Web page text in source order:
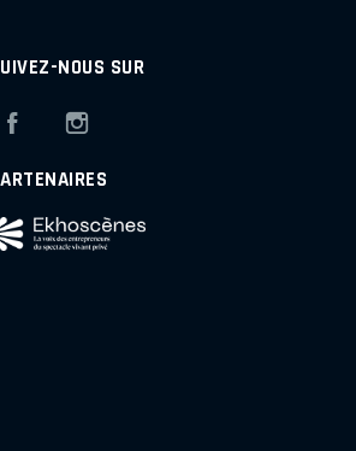
NOUS SUR
Facebook